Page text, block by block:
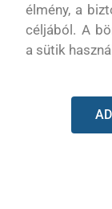
Tömeg
élmény, a
céljából. A
a sütik